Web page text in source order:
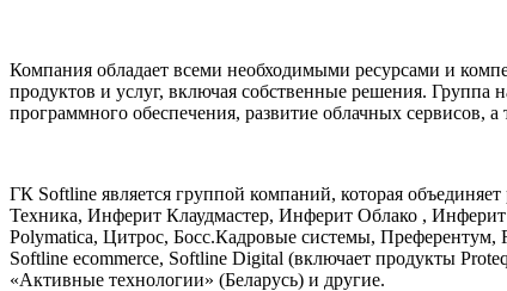
Компания обладает всеми необходимыми ресурсами и
продуктов и услуг, включая собственные решения. Группа
программного обеспечения, развитие облачных сервисов,
ГК Softline является группой компаний, которая
Техника, Инферит Клаудмастер, Инферит Облако ,
Polymatica, Цитрос, Босс.Кадровые системы, Преферентум,
Softline ecommerce, Softline Digital (включает продукты
«Активные технологии» (Беларусь) и другие.